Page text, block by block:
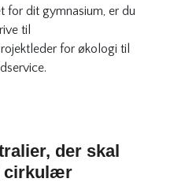
for dit gymnasium, er du
til
for økologi til
der skal
cirkulær